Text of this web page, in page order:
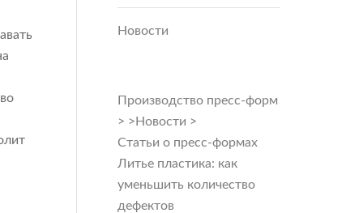
Новости
Производство пресс-форм
>
Статьи о пресс-формах
> Новости >
Литье пластика: как
уменьшить количество
дефектов